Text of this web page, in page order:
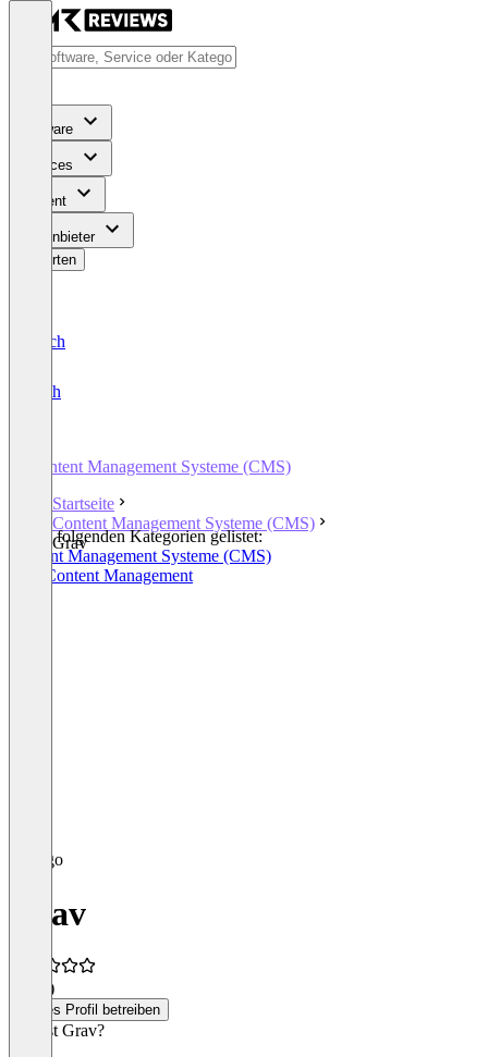
Software
Services
Content
Für Anbieter
Bewerten
Deutsch
English
Content Management Systeme (CMS)
Startseite
Content Management Systeme (CMS)
Grav
In den folgenden Kategorien gelistet:
Content Management Systeme (CMS)
Web Content Management
Grav
(1)
Dieses Profil betreiben
Was ist Grav?